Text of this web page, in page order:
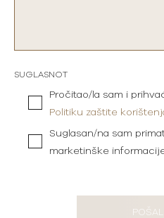
SUGLASNOT
Pročitao/la sam i
Politiku zaštite
Suglasan/na sam
marketinške